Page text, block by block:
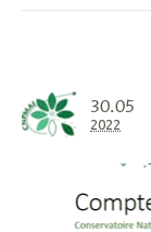
30.05
2022